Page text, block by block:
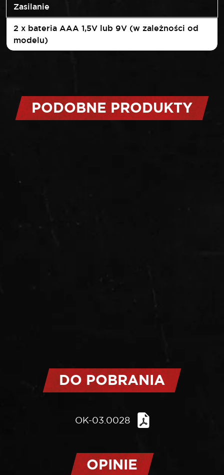
Zasilanie
2 x bateria AAA 1,5V lub 9V (w zależności od
modelu)
PODOBNE PRODUKTY
DO POBRANIA
OK-03.0028
OPINIE